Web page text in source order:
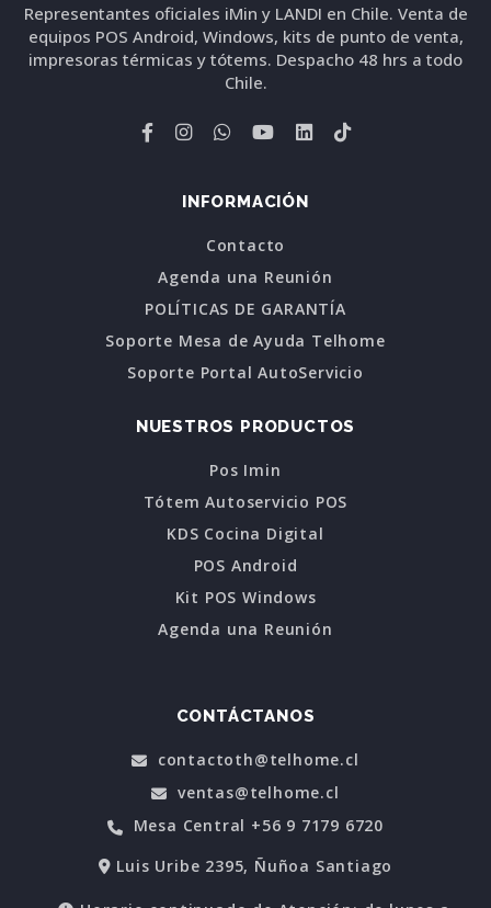
Representantes oficiales iMin y LANDI en Chile. Venta de
equipos POS Android, Windows, kits de punto de venta,
impresoras térmicas y tótems. Despacho 48 hrs a todo
Chile.
INFORMACIÓN
Contacto
Agenda una Reunión
POLÍTICAS DE GARANTÍA
Soporte Mesa de Ayuda Telhome
Soporte Portal AutoServicio
NUESTROS PRODUCTOS
Pos Imin
Tótem Autoservicio POS
KDS Cocina Digital
POS Android
Kit POS Windows
Agenda una Reunión
CONTÁCTANOS
contactoth@telhome.cl
ventas@telhome.cl
Mesa Central +56 9 7179 6720
Luis Uribe 2395, Ñuñoa Santiago